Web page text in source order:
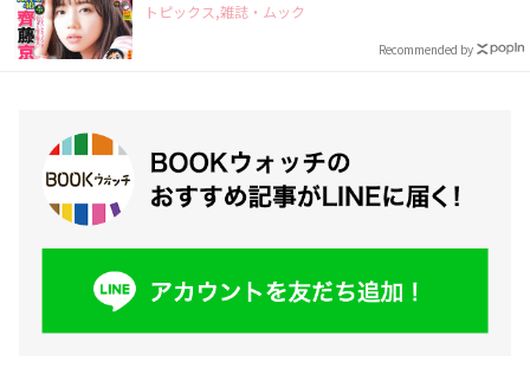
トピックス,雑誌・ムック
Recommended by